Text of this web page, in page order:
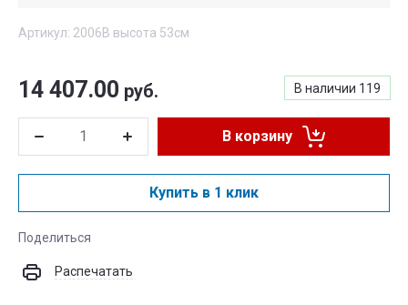
Артикул: 2006B высота 53см
В наличии 119
14 407.00 руб.
В корзину
Купить в 1 клик
Поделиться
Распечатать